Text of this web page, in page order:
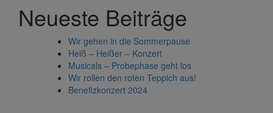
Neueste Beiträge
Wir gehen in die Sommerpause
Heiß – Heißer – Konzert
Musicals – Probephase geht los
Wir rollen den roten Teppich aus!
Benefizkonzert 2024